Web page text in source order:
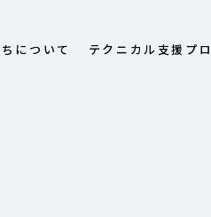
について テクニカル支援プ